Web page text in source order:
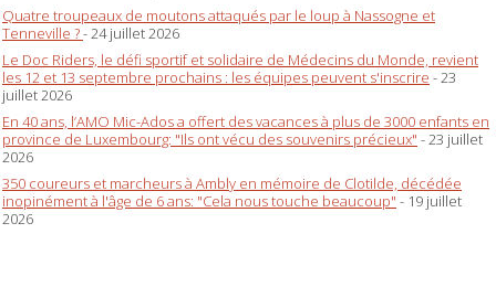
Quatre troupeaux de moutons attaqués par le loup à Nassogne et
Tenneville ?- 24 juillet 2026
Le Doc Riders, le défi sportif et solidaire de Médecins du Monde, revient
les 12 et 13 septembre prochains : les équipes peuvent s'inscrire - 23
juillet 2026
En 40 ans, l’AMO Mic-Ados a offert des vacances à plus de 3000 enfants en
province de Luxembourg: "Ils ont vécu des souvenirs précieux" - 23 juillet
2026
350 coureurs et marcheurs à Ambly en mémoire de Clotilde, décédée
inopinément à l'âge de 6 ans: "Cela nous touche beaucoup" - 19 juillet
2026